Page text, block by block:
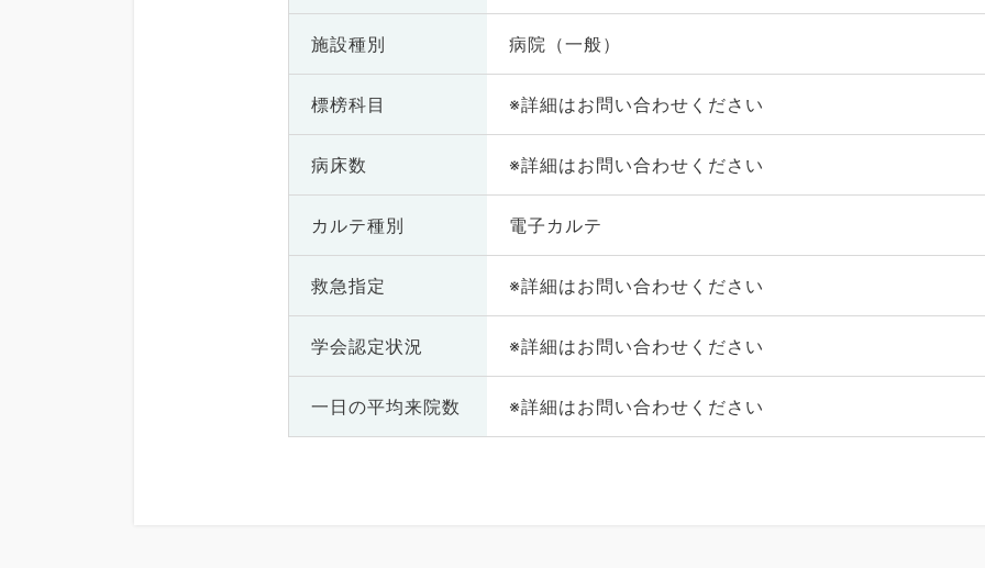
施設種別 病院（一般）
標榜科目 ※詳細はお問い合わせください
病床数 ※詳細はお問い合わせください
カルテ種別 電子カルテ
救急指定 ※詳細はお問い合わせください
学会認定状況 ※詳細はお問い合わせください
一日の平均来院数 ※詳細はお問い合わせください